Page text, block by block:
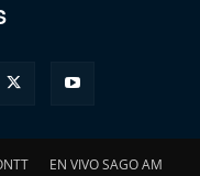
EN VIVO SAGO AM